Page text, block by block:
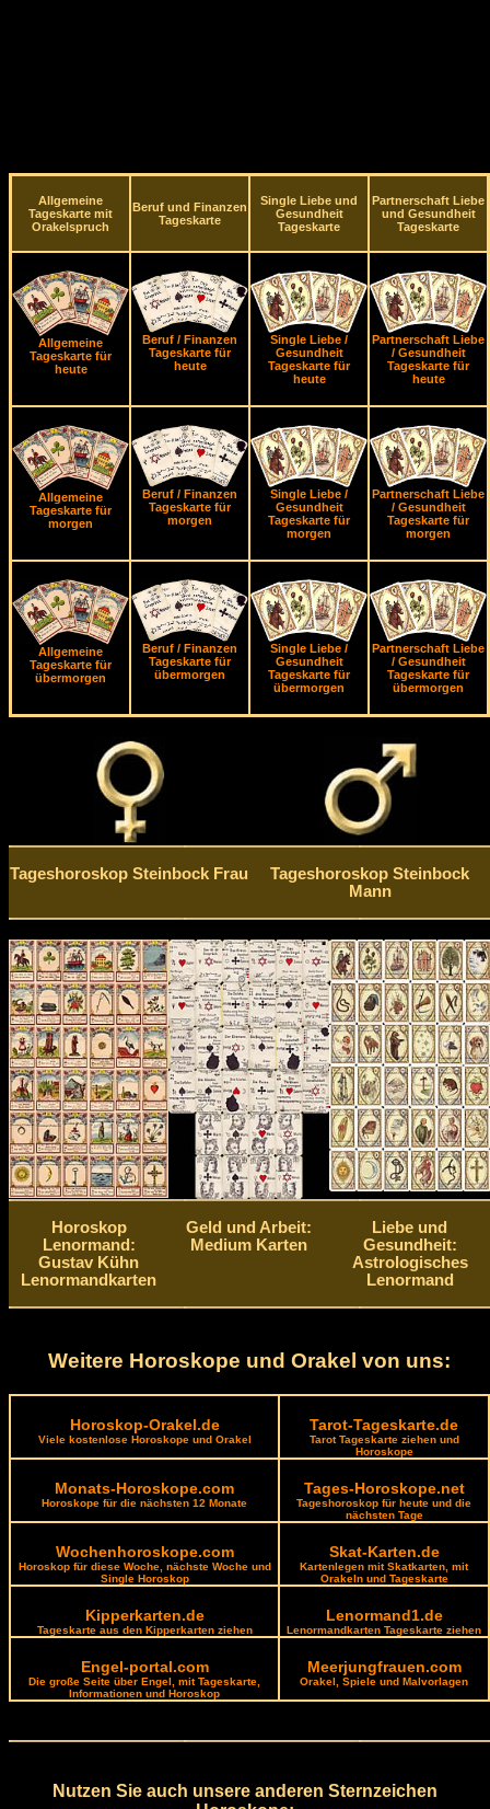
Allgemeine
Tageskarte mit
Orakelspruch
Beruf und Finanzen
Tageskarte
Single Liebe und
Gesundheit
Tageskarte
Partnerschaft Liebe
und Gesundheit
Tageskarte
Allgemeine
Tageskarte für
heute
Beruf / Finanzen
Tageskarte für
heute
Single Liebe /
Gesundheit
Tageskarte für
heute
Partnerschaft Liebe
/ Gesundheit
Tageskarte für
heute
Allgemeine
Tageskarte für
morgen
Beruf / Finanzen
Tageskarte für
morgen
Single Liebe /
Gesundheit
Tageskarte für
morgen
Partnerschaft Liebe
/ Gesundheit
Tageskarte für
morgen
Allgemeine
Tageskarte für
übermorgen
Beruf / Finanzen
Tageskarte für
übermorgen
Single Liebe /
Gesundheit
Tageskarte für
übermorgen
Partnerschaft Liebe
/ Gesundheit
Tageskarte für
übermorgen
Tageshoroskop Steinbock Frau
Tageshoroskop Steinbock
Mann
Horoskop
Lenormand:
Gustav Kühn
Lenormandkarten
Geld und Arbeit:
Medium Karten
Liebe und
Gesundheit:
Astrologisches
Lenormand
Weitere Horoskope und Orakel von uns:
Horoskop-Orakel.de
Viele kostenlose Horoskope und Orakel
Tarot-Tageskarte.de
Tarot Tageskarte ziehen und
Horoskope
Monats-Horoskope.com
Horoskope für die nächsten 12 Monate
Tages-Horoskope.net
Tageshoroskop für heute und die
nächsten Tage
Wochenhoroskope.com
Horoskop für diese Woche, nächste Woche und
Single Horoskop
Skat-Karten.de
Kartenlegen mit Skatkarten, mit
Orakeln und Tageskarte
Kipperkarten.de
Tageskarte aus den Kipperkarten ziehen
Lenormand1.de
Lenormandkarten Tageskarte ziehen
Engel-portal.com
Die große Seite über Engel, mit Tageskarte,
Informationen und Horoskop
Meerjungfrauen.com
Orakel, Spiele und Malvorlagen
Nutzen Sie auch unsere anderen Sternzeichen